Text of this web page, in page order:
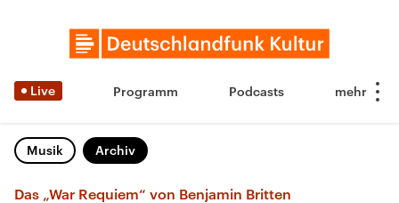
Live Programm Podcasts
Musik Archiv
Das „War Requiem“ von Benjamin Britten